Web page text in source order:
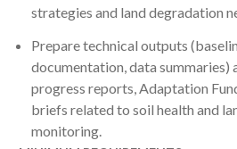
strategies and land degradation
Prepare technical outputs
documentation, data
progress reports, Adaptation
briefs related to soil health and
monitoring.